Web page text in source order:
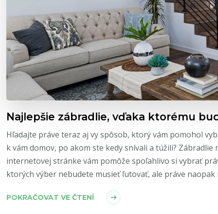
Najlepšie zábradlie, vďaka ktorému
Hľadajte práve teraz aj vy spôsob, ktorý vám pomohol
k vám domov, po akom ste kedy snívali a túžili?
internetovej stránke vám pomôže spoľahlivo si vybrať
ktorých výber nebudete musieť ľutovať, ale práve
POKRAČOVAT VE ČTENÍ